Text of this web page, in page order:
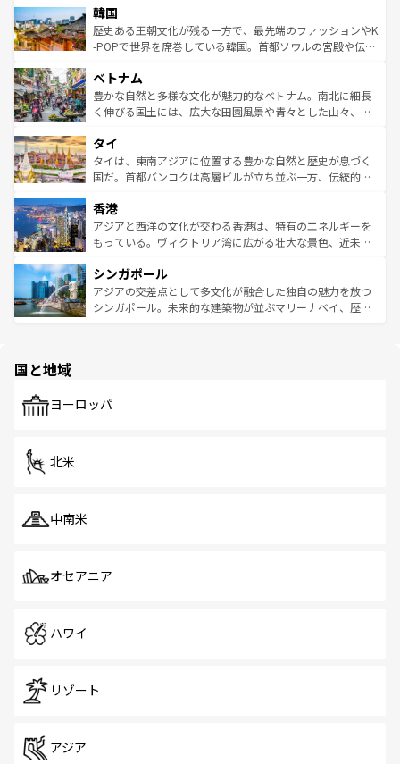
はコンテンツ一覧
いる。アクティビティも充実しており、サーフィンやダイ
ビング、ハイキングなど、アウトドア好きにはたまらな
い。オーストラリアの多彩な魅力を存分に味わいつくそ
参照してほしい。
ン）、静ひつな山岳地帯である台湾東部など、都市の喧騒
と山間の静けさが共存しており、訪れる人に新しい発見と
驚きをもたらしてくれる。また、奥深い台湾の食文化も魅
容にもいいと評判のスイーツなど、バラエティ豊かな料理
が味わえる。 なお、新着の台湾情報は コンテンツ一覧を参
照してほしい。
韓国
歴史ある王朝文化が残る一方で、最先端のファッションやK
-POPで世界を席巻している韓国。首都ソウルの宮殿や伝統
き、地方に足を延ばせば四季折々の自然美を楽しむことが
できる。そして、キムチや焼肉、絶品のストリートフード
まで、さまざまな韓国料理が待っている。夜には、韓国な
リティに包まれながら、韓国の多彩な魅力を心ゆくまで味
わってみてほしい。 なお、新着の韓国情報はコンテンツ一
覧を参照してほしい。
ベトナム
豊かな自然と多様な文化が魅力的なベトナム。南北に細長
く伸びる国土には、広大な田園風景や青々とした山々、世
急速な発展と共に伝統が息づく。ハノイの古い町並みやホ
ーチミン市のフランス統治時代の建物も、独特の雰囲気を
醸し出している。また、バラエティの豊かさとおいしさで
とつ。フォーやバインミー、ベトナムコーヒーなどは、ぜ
ひ現地で味わいたい。どの地域を訪れてもあたたかい人々
が旅行者を迎えてくれるので、きっと忘れられない旅にな
参照してほしい。
タイ
タイは、東南アジアに位置する豊かな自然と歴史が息づく
国だ。首都バンコクは高層ビルが立ち並ぶ一方、伝統的な
の活気が交差している。北部ではチェンマイなどの山岳地
帯で自然と触れ合い、南部ではプーケットやクラビの美し
いビーチでリゾート気分を楽しむことができる。タイ料理
激する。気候は一年中温暖で、どの季節にも異なる楽しみ
が待っている。親しみやすいタイの人々、仏教を中心とし
た文化、そして多様な観光資源が、訪れる旅人を魅了し続
香港
アジアと西洋の文化が交わる香港は、特有のエネルギーを
もっている。ヴィクトリア湾に広がる壮大な景色、近未来
み、どこを訪れても感動するはず。観光スポットが密集し
ており、効率よく見どころを回れるのも魅力。息をのむよ
うな絶景から文化的な体験まで、香港を存分に楽しみ尽く
シンガポール
アジアの交差点として多文化が融合した独自の魅力を放つ
シンガポール。未来的な建築物が並ぶマリーナベイ、歴史
で、ホーカーズは地元の風情を楽しめる外せないスポット
国と地域
ヨーロッパ
北米
中南米
オセアニア
ハワイ
リゾート
アジア